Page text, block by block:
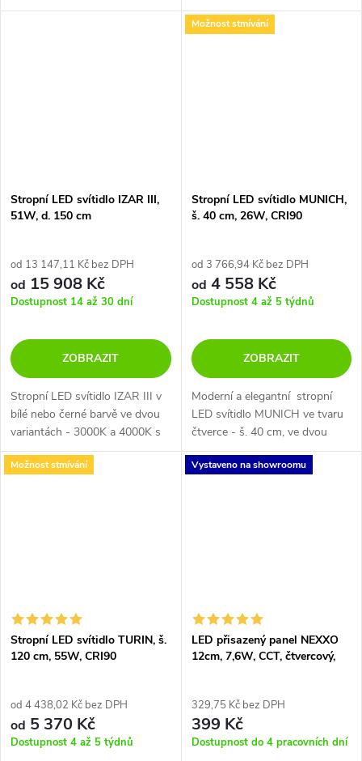
stmívání.
Stropní LED svítidlo IZAR III,
51W, d. 150 cm
od 13 147,11 Kč bez DPH
od 15 908 Kč
Dostupnost 14 až 30 dní
ZOBRAZIT
Stropní LED svítidlo IZAR III v
bílé nebo černé barvě ve dvou
variantách - 3000K a 4000K s
možností smívání nebo bez.
Možnost stmívání
Stropní LED svítidlo MUNICH,
š. 40 cm, 26W, CRI90
od 3 766,94 Kč bez DPH
od 4 558 Kč
Dostupnost 4 až 5 týdnů
ZOBRAZIT
Moderní a elegantní stropní
LED svítidlo MUNICH ve tvaru
čtverce - š. 40 cm, ve dvou
barevných provedeních a
čtyřech velikostech s možností
Možnost stmívání
Stropní LED svítidlo TURIN, š.
120 cm, 55W, CRI90
od 4 438,02 Kč bez DPH
od 5 370 Kč
Dostupnost 4 až 5 týdnů
Vystaveno na showroomu
LED přisazený panel NEXXO
12cm, 7,6W, CCT, čtvercový,
329,75 Kč bez DPH
399 Kč
Dostupnost do 4 pracovních dní